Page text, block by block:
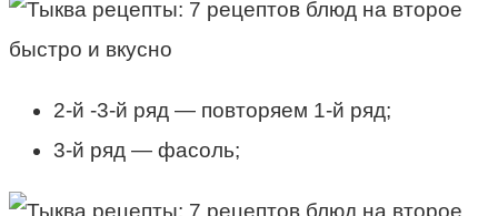
2-й -3-й ряд — повторяем 1-й ряд;
3-й ряд — фасоль;